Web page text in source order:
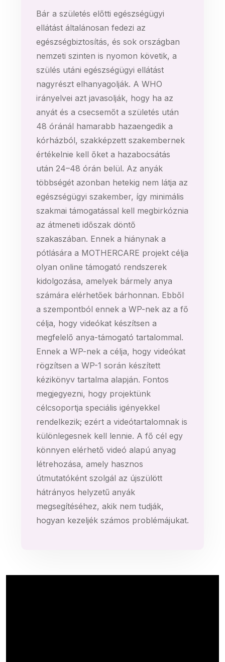
Bár a születés előtti egészségügyi
ellátást általánosan fedezi az
egészségbiztosítás, és sok országban
nemzeti szinten is nyomon követik, a
szülés utáni egészségügyi ellátást
nagyrészt elhanyagolják. A WHO
irányelvei azt javasolják, hogy ha az
anyát és a csecsemőt a születés után
48 óránál hamarabb hazaengedik a
kórházból, szakképzett szakembernek
értékelnie kell őket a hazabocsátás
után 24–48 órán belül. Az anyák
többségét azonban hetekig nem látja az
egészségügyi szakember, így minimális
szakmai támogatással kell megbirkóznia
az átmeneti időszak döntő
szakaszában. Ennek a hiánynak a
pótlására a MOTHERCARE projekt célja
olyan online támogató rendszerek
kidolgozása, amelyek bármely anya
számára elérhetőek bárhonnan. Ebből
a szempontból ennek a WP-nek az a fő
célja, hogy videókat készítsen a
megfelelő anya-támogató tartalommal.
Ennek a WP-nek a célja, hogy videókat
rögzítsen a WP-1 során készített
kézikönyv tartalma alapján. Fontos
megjegyezni, hogy projektünk
célcsoportja speciális igényekkel
rendelkezik; ezért a videótartalomnak is
különlegesnek kell lennie. A fő cél egy
könnyen elérhető videó alapú anyag
létrehozása, amely hasznos
útmutatóként szolgál az újszülött
hátrányos helyzetű anyák
megsegítéséhez, akik nem tudják,
hogyan kezeljék számos problémájukat.